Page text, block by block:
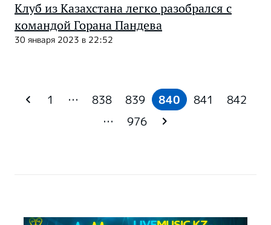
Клуб из Казахстана легко разобрался с
командой Горана Пандева
30 января 2023 в 22:52
1 … 838 839 840 841
842
…
976